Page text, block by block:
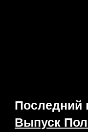
Последний
Выпуск